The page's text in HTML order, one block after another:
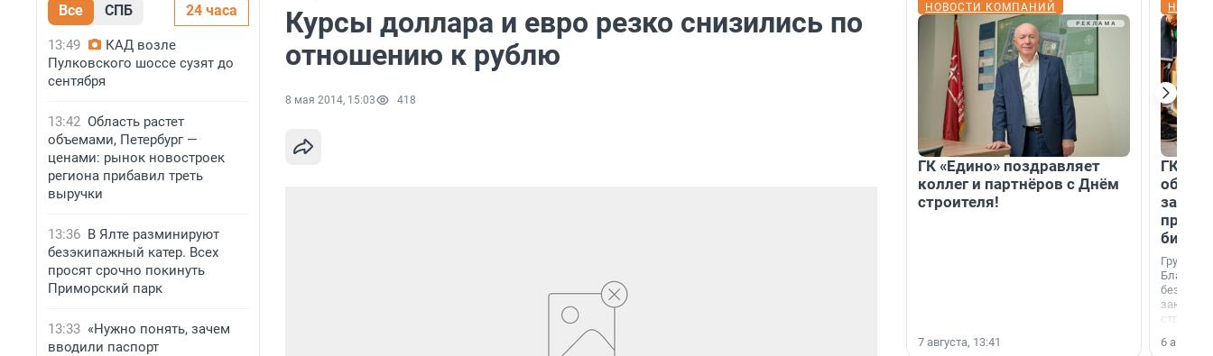
Все СПБ 24 часа
13:49
КАД возле
Пулковского шоссе сузят до
сентября
13:42 Область растет
объемами, Петербург —
ценами: рынок новостроек
региона прибавил треть
выручки
13:36 В Ялте разминируют
безэкипажный катер. Всех
просят срочно покинуть
Приморский парк
13:33 «Нужно понять, зачем
вводили паспорт
Курсы доллара и евро резко снизились по
отношению к рублю
8 мая 2014, 15:03 418
НОВОСТИ КОМПАНИЙ
ГК «Едино» поздравляет
коллег и партнёров с Днём
строителя!
7 августа, 13:41
ГК
Группа
6